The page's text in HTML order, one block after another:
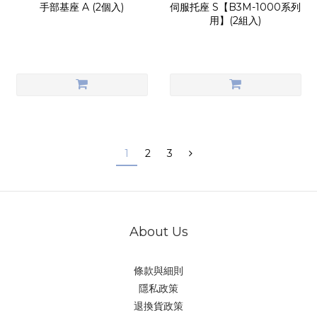
手部基座 A (2個入)
伺服托座 S【B3M-1000系列
用】(2組入)
1 2 3
About Us
條款與細則
隱私政策
退換貨政策